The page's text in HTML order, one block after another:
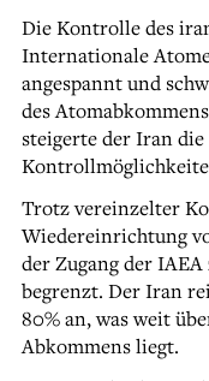
Die Kontrolle des
Internationale
angespannt und
des
steigerte der Iran
Trotz vereinzelter
Wiedereinrichtung
der Zugang der
begrenzt. Der Iran
80% an, was weit
Abkommens liegt.